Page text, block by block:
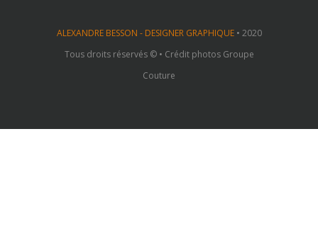
ALEXANDRE BESSON - DESIGNER GRAPHIQUE• 2020
Tous droits réservés © • Crédit photos Groupe
Couture